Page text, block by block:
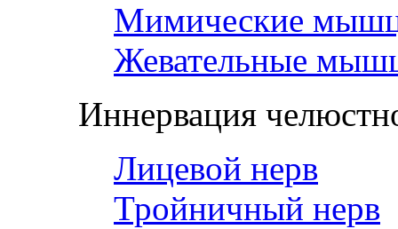
Мимические
Жевательные
Иннервация
Лицевой нерв
Тройничный нерв